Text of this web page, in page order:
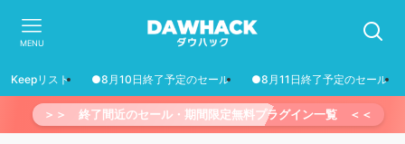
MENU
Keepリスト ●8月10日終了予定のセール ●8月11日終了予定のセール
＞＞ 終了間近のセール・期間限定無料プラグイン一覧 ＜＜